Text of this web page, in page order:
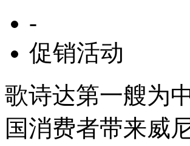
-
促销活动
歌诗达第一艘为
国消费者带来威